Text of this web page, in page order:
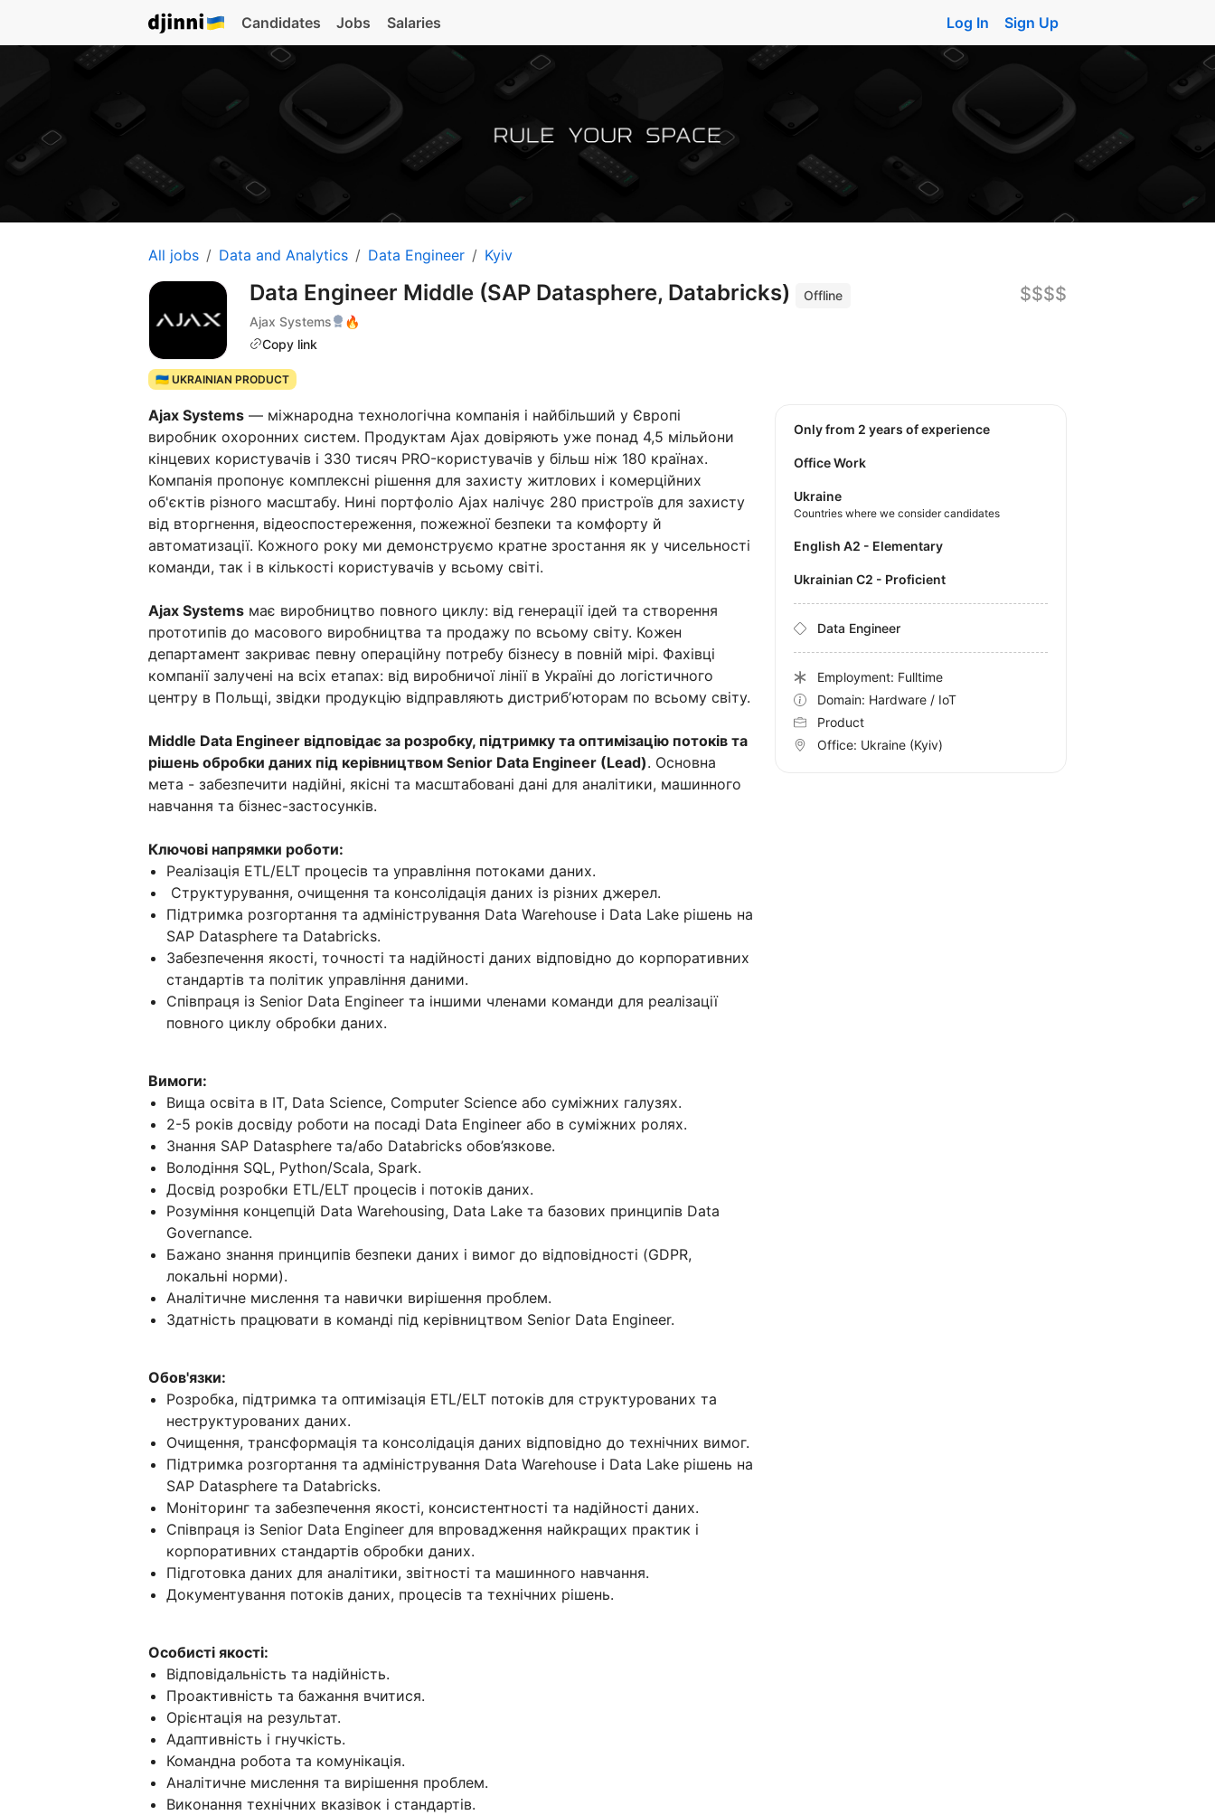
Candidates Jobs Salaries Log In Sign Up
All jobs Data and Analytics Data Engineer Kyiv
Data Engineer Middle (SAP Datasphere, Databricks)
Offline
Ajax Systems
🔥
Copy link
$$$$
🇺🇦 UKRAINIAN PRODUCT
Ajax Systems — міжнародна технологічна компанія і найбільший у Європі
виробник охоронних систем. Продуктам Ajax довіряють уже понад 4,5 мільйони
кінцевих користувачів і 330 тисяч PRO-користувачів у більш ніж 180 країнах.
Компанія пропонує комплексні рішення для захисту житлових і комерційних
об'єктів різного масштабу. Нині портфоліо Ajax налічує 280 пристроїв для захисту
від вторгнення, відеоспостереження, пожежної безпеки та комфорту й
автоматизації. Кожного року ми демонструємо кратне зростання як у чисельності
команди, так і в кількості користувачів у всьому світі.
Ajax Systems має виробництво повного циклу: від генерації ідей та створення
прототипів до масового виробництва та продажу по всьому світу. Кожен
департамент закриває певну операційну потребу бізнесу в повній мірі. Фахівці
компанії залучені на всіх етапах: від виробничої лінії в Україні до логістичного
центру в Польщі, звідки продукцію відправляють дистрибʼюторам по всьому світу.
Middle Data Engineer відповідає за розробку, підтримку та оптимізацію потоків та
рішень обробки даних під керівництвом Senior Data Engineer (Lead). Основна
мета - забезпечити надійні, якісні та масштабовані дані для аналітики, машинного
навчання та бізнес-застосунків.
Ключові напрямки роботи:
Реалізація ETL/ELT процесів та управління потоками даних.
Структурування, очищення та консолідація даних із різних джерел.
Підтримка розгортання та адміністрування Data Warehouse і Data Lake рішень на
SAP Datasphere та Databricks.
Забезпечення якості, точності та надійності даних відповідно до корпоративних
стандартів та політик управління даними.
Співпраця із Senior Data Engineer та іншими членами команди для реалізації
повного циклу обробки даних.
Вимоги:
Вища освіта в IT, Data Science, Computer Science або суміжних галузях.
2-5 років досвіду роботи на посаді Data Engineer або в суміжних ролях.
Знання SAP Datasphere та/або Databricks обов’язкове.
Володіння SQL, Python/Scala, Spark.
Досвід розробки ETL/ELT процесів і потоків даних.
Розуміння концепцій Data Warehousing, Data Lake та базових принципів Data
Governance.
Бажано знання принципів безпеки даних і вимог до відповідності (GDPR,
локальні норми).
Аналітичне мислення та навички вирішення проблем.
Здатність працювати в команді під керівництвом Senior Data Engineer.
Обов'язки:
Розробка, підтримка та оптимізація ETL/ELT потоків для структурованих та
неструктурованих даних.
Очищення, трансформація та консолідація даних відповідно до технічних вимог.
Підтримка розгортання та адміністрування Data Warehouse і Data Lake рішень на
SAP Datasphere та Databricks.
Моніторинг та забезпечення якості, консистентності та надійності даних.
Співпраця із Senior Data Engineer для впровадження найкращих практик і
корпоративних стандартів обробки даних.
Підготовка даних для аналітики, звітності та машинного навчання.
Документування потоків даних, процесів та технічних рішень.
Особисті якості:
Відповідальність та надійність.
Проактивність та бажання вчитися.
Орієнтація на результат.
Адаптивність і гнучкість.
Командна робота та комунікація.
Аналітичне мислення та вирішення проблем.
Виконання технічних вказівок і стандартів.
Only from 2 years of experience
Office Work
Ukraine
Countries where we consider candidates
English A2 - Elementary
Ukrainian C2 - Proficient
Data Engineer
Employment: Fulltime
Domain: Hardware / IoT
Product
Office: Ukraine (Kyiv)